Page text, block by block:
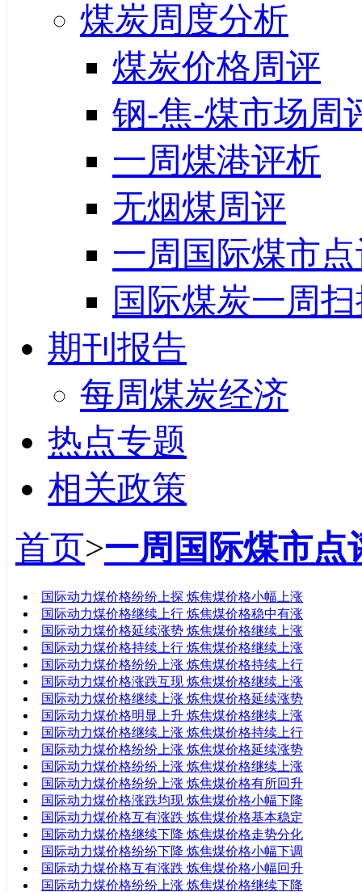
煤炭周度分析
煤炭价格周评
钢-焦-煤市场周
一周煤港评析
无烟煤周评
一周国际煤市
国际煤炭一周
期刊报告
每周煤炭经济
热点专题
相关政策
首页>一周国际煤市点
国际动力煤价格纷纷上探 炼焦煤价格小幅上涨
国际动力煤价格继续上行 炼焦煤价格稳中有涨
国际动力煤价格延续涨势 炼焦煤价格继续上涨
国际动力煤价格持续上行 炼焦煤价格继续上涨
国际动力煤价格纷纷上涨 炼焦煤价格持续上行
国际动力煤价格涨跌互现 炼焦煤价格继续上涨
国际动力煤价格继续上涨 炼焦煤价格延续涨势
国际动力煤价格明显上升 炼焦煤价格继续上涨
国际动力煤价格继续上涨 炼焦煤价格持续上行
国际动力煤价格纷纷上涨 炼焦煤价格延续涨势
国际动力煤价格纷纷上涨 炼焦煤价格继续上涨
国际动力煤价格纷纷上涨 炼焦煤价格有所回升
国际动力煤价格涨跌均现 炼焦煤价格小幅下降
国际动力煤价格互有涨跌 炼焦煤价格基本稳定
国际动力煤价格继续下降 炼焦煤价格走势分化
国际动力煤价格纷纷下降 炼焦煤价格小幅下调
国际动力煤价格互有涨跌 炼焦煤价格小幅回升
国际动力煤价格纷纷上涨 炼焦煤价格继续下降